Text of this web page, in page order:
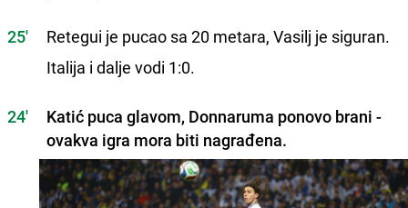
25'
Retegui je pucao sa 20 metara, Vasilj je siguran.
Italija i dalje vodi 1:0.
24'
Katić puca glavom, Donnaruma ponovo brani -
ovakva igra mora biti nagrađena.